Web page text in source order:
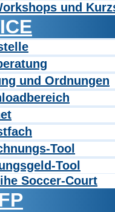
und
und Ordnungen
Tool
Tool
Soccer-Court